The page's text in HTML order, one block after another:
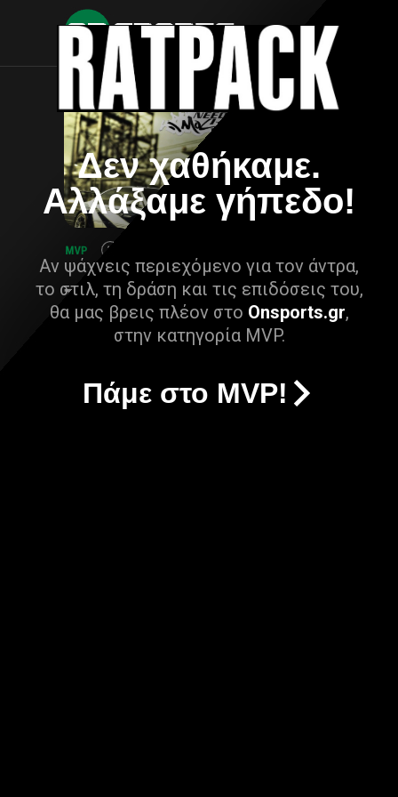
Δεν χαθήκαμε.
Αλλάξαμε γήπεδο!
Αν ψάχνεις περιεχόμενο για τον άντρα,
το στιλ, τη δράση και τις επιδόσεις του,
θα μας βρεις πλέον στο Onsports.gr,
στην κατηγορία MVP.
Πάμε στο MVP!